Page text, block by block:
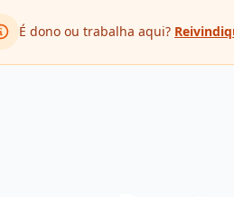
É dono ou trabalha aqui?